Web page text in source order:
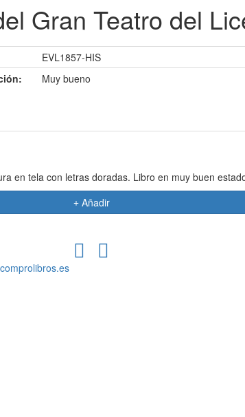
Gran Teatro del
EVL1857-HIS
Muy bueno
en tela con letras doradas. Libro en muy buen
Añadir